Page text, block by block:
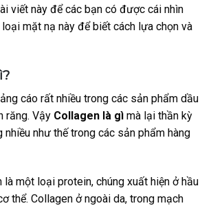
viết này để các bạn có được cái nhìn
mặt nạ này để biết cách lựa chọn và
?
cáo rất nhiều trong các sản phẩm dầu
răng. Vậy Collagen là gì mà lại thần kỳ
như thế trong các sản phẩm hàng
là một loại protein, chúng xuất hiện ở hầu
thể. Collagen ở ngoài da, trong mạch